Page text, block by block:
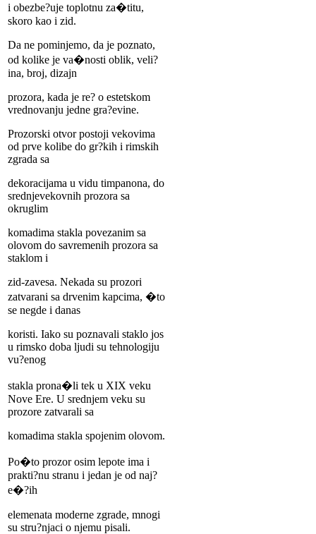
i obezbe?uje toplotnu za�titu,
skoro kao i zid.
Da ne pominjemo, da je poznato,
od kolike je va�nosti oblik, veli?
ina, broj, dizajn
prozora, kada je re? o estetskom
vrednovanju jedne gra?evine.
Prozorski otvor postoji vekovima
od prve kolibe do gr?kih i rimskih
zgrada sa
dekoracijama u vidu timpanona, do
srednjevekovnih prozora sa
okruglim
komadima stakla povezanim sa
olovom do savremenih prozora sa
staklom i
zid-zavesa. Nekada su prozori
zatvarani sa drvenim kapcima, �to
se negde i danas
koristi. Iako su poznavali staklo jos
u rimsko doba ljudi su tehnologiju
vu?enog
stakla prona�li tek u XIX veku
Nove Ere. U srednjem veku su
prozore zatvarali sa
komadima stakla spojenim olovom.
Po�to prozor osim lepote ima i
prakti?nu stranu i jedan je od naj?
e�?ih
elemenata moderne zgrade, mnogi
su stru?njaci o njemu pisali.